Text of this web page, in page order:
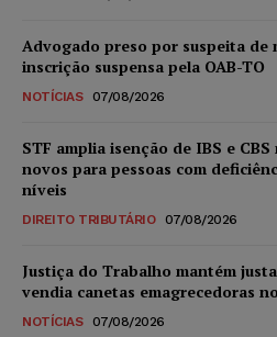
Advogado preso por suspeita de
inscrição suspensa pela OAB-TO
NOTÍCIAS 07/08/2026
STF amplia isenção de IBS e
novos para pessoas com
níveis
DIREITO TRIBUTÁRIO 07/08/2026
Justiça do Trabalho mantém
vendia canetas emagrecedoras
NOTÍCIAS 07/08/2026